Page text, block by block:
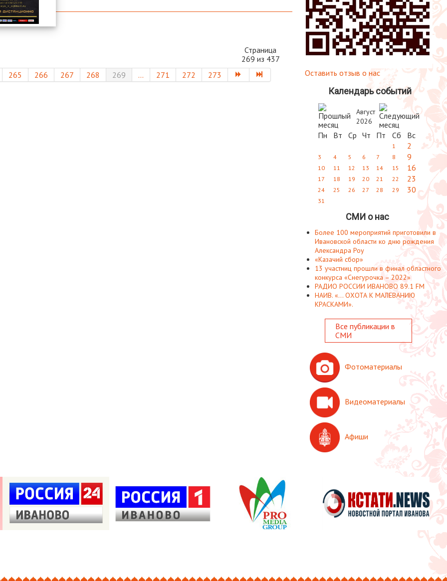
Страница
269 из 437
265
266 267 268 269 ... 271 272 273 Оставить отзыв о нас
Календарь событий
Август
2026
Пн Вт Ср Чт Пт Сб Вс
1 2
3 4 5 6 7 8 9
10 11 12 13 14 15 16
17 18 19 20 21 22 23
24 25 26 27 28 29 30
31
СМИ о нас
Более 100 мероприятий приготовили в
Ивановской области ко дню рождения
Александра Роу
«Казачий сбор»
13 участниц прошли в финал областного
конкурса «Снегурочка – 2022»
РАДИО РОССИИ ИВАНОВО 89.1 FM
НАИВ. «... ОХОТА К МАЛЕВАНИЮ
КРАСКАМИ».
Все публикации в
СМИ
Фотоматериалы
Видеоматериалы
Афиши